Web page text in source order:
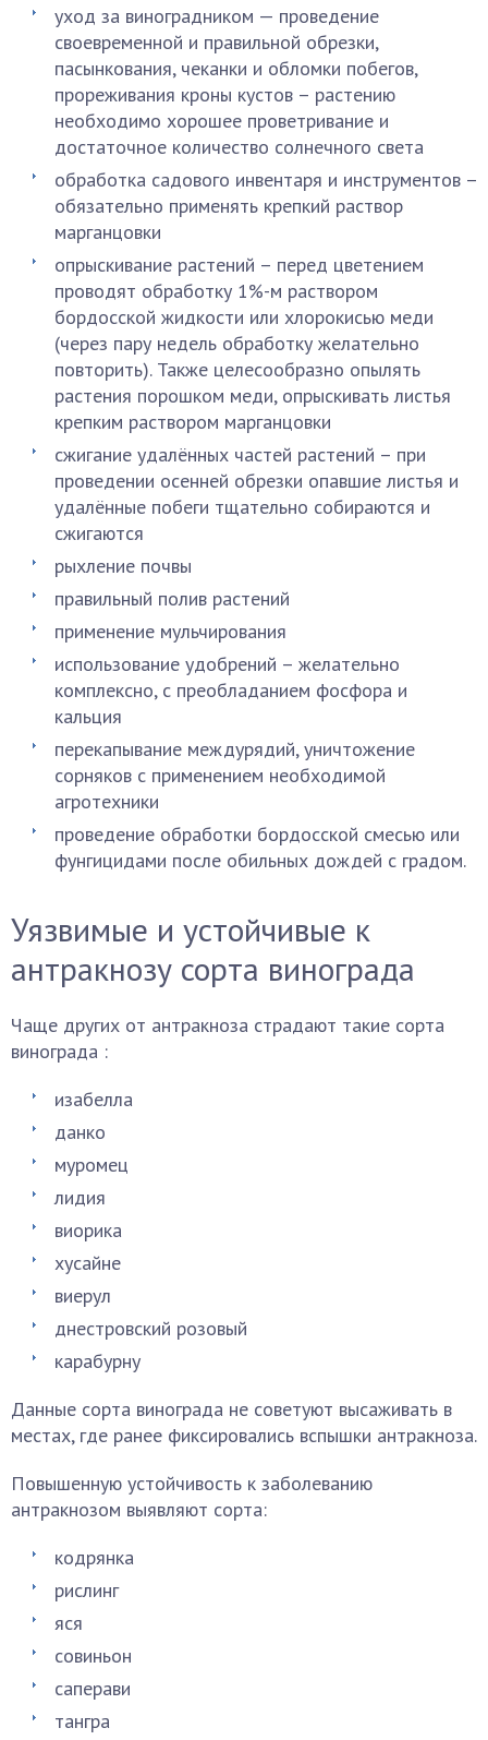
уход за виноградником — проведение
своевременной и правильной обрезки,
пасынкования, чеканки и обломки побегов,
прореживания кроны кустов – растению
необходимо хорошее проветривание и
достаточное количество солнечного света
обработка садового инвентаря и инструментов –
обязательно применять крепкий раствор
марганцовки
опрыскивание растений – перед цветением
проводят обработку 1%-м раствором
бордосской жидкости или хлорокисью меди
(через пару недель обработку желательно
повторить). Также целесообразно опылять
растения порошком меди, опрыскивать листья
крепким раствором марганцовки
сжигание удалённых частей растений – при
проведении осенней обрезки опавшие листья и
удалённые побеги тщательно собираются и
сжигаются
рыхление почвы
правильный полив растений
применение мульчирования
использование удобрений – желательно
комплексно, с преобладанием фосфора и
кальция
перекапывание междурядий, уничтожение
сорняков с применением необходимой
агротехники
проведение обработки бордосской смесью или
фунгицидами после обильных дождей с градом.
Уязвимые и устойчивые к
антракнозу сорта винограда
Чаще других от антракноза страдают такие сорта
винограда :
изабелла
данко
муромец
лидия
виорика
хусайне
виерул
днестровский розовый
карабурну
Данные сорта винограда не советуют высаживать в
местах, где ранее фиксировались вспышки антракноза.
Повышенную устойчивость к заболеванию
антракнозом выявляют сорта:
кодрянка
рислинг
яся
совиньон
саперави
тангра